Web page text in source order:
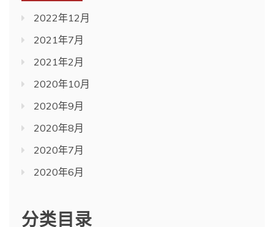
2022年12月
2021年7月
2021年2月
2020年10月
2020年9月
2020年8月
2020年7月
2020年6月
分类目录